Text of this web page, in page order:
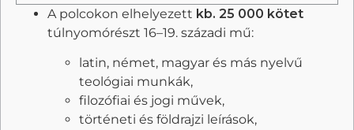
A polcokon elhelyezett kb. 25 000 kötet
túlnyomórészt 16–19. századi mű:
latin, német, magyar és más nyelvű
teológiai munkák,
filozófiai és jogi művek,
történeti és földrajzi leírások,